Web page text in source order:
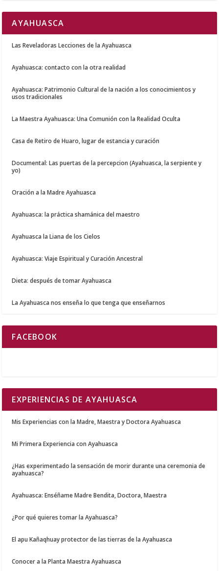
AYAHUASCA
Las Reveladoras Lecciones de la Ayahuasca
Ayahuasca: contacto con la otra realidad
Ayahuasca: Patrimonio Cultural de la nación a los conocimientos y
usos tradicionales
La Maestra Ayahuasca: Una Comunión con la Realidad Oculta
Casa de Retiro de Huaro, lugar de estancia y curación
Documental: Las puertas de la percepcion (Ayahuasca, la serpiente y
yo)
Oración a la Madre Ayahuasca
Ayahuasca: la práctica shamánica del maestro
Ayahuasca la Liana de los Cielos
Ayahuasca: Viaje Espiritual y Curación Ancestral
Dieta: después de tomar Ayahuasca
La Ayahuasca nos enseña lo que tenga que enseñarnos
FACEBOOK
EXPERIENCIAS DE AYAHUASCA
Mis Experiencias con la Madre, Maestra y Doctora Ayahuasca
Mi Primera Experiencia con Ayahuasca
¿Has experimentado la sensación de morir durante una ceremonia de
ayahuasca?
Ayahuasca: Enséñame Madre Bendita, Doctora, Maestra
¿Por qué quieres tomar la Ayahuasca?
El apu Kañaqhuay protector de las tierras de la Ayahuasca
Conocer a la Planta Maestra Ayahuasca